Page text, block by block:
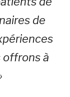
de
à